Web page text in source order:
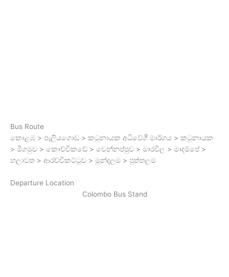
Bus Route
කොළඹ > පෑලියගොඩ > කටුනායක අධිවේගී මාර්ගය > කටුනායක
> මීගමුව > කොච්චිකඩේ > වෙන්නප්පුව > මාරවිල > මාදම්පේ >
හලාවත > ආරච්චිකට්ටුව > මූන්දලම > පුත්තලම
Departure Location
Colombo Bus Stand